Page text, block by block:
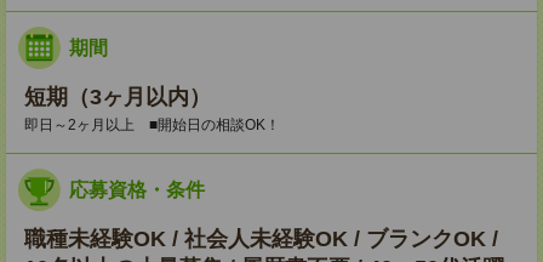
期間
短期（3ヶ月以内）
即日～2ヶ月以上 ■開始日の相談OK！
応募資格・条件
職種未経験OK / 社会人未経験OK / ブランクOK /